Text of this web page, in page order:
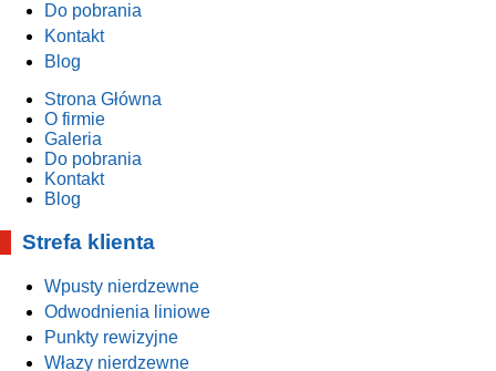
Do pobrania
Kontakt
Blog
Strona Główna
O firmie
Galeria
Do pobrania
Kontakt
Blog
Strefa klienta
Wpusty nierdzewne
Odwodnienia liniowe
Punkty rewizyjne
Włazy nierdzewne